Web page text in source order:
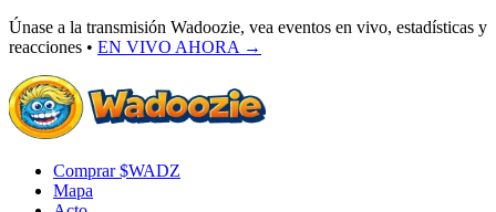
Únase a la transmisión Wadoozie, vea eventos en vivo, estadísticas y
reacciones • EN VIVO AHORA →
Comprar $WADZ
Mapa